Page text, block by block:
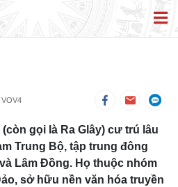
VOV4
(còn gọi là Ra Glây) cư trú lâu
Trung Bộ, tập trung đông
Lâm Đồng. Họ thuộc nhóm
sở hữu nền văn hóa truyền